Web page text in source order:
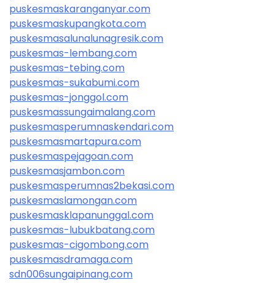
puskesmaskaranganyar.com
puskesmaskupangkota.com
puskesmasalunalunagresik.com
puskesmas-lembang.com
puskesmas-tebing.com
puskesmas-sukabumi.com
puskesmas-jonggol.com
puskesmassungaimalang.com
puskesmasperumnaskendari.com
puskesmasmartapura.com
puskesmaspejagoan.com
puskesmasjambon.com
puskesmasperumnas2bekasi.com
puskesmaslamongan.com
puskesmasklapanunggal.com
puskesmas-lubukbatang.com
puskesmas-cigombong.com
puskesmasdramaga.com
sdn006sungaipinang.com